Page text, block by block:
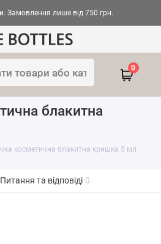
Замовлення лише від 750 грн.
0
блакитна
косметична блакитна кришка 5 мл
Питання та відповіді 0